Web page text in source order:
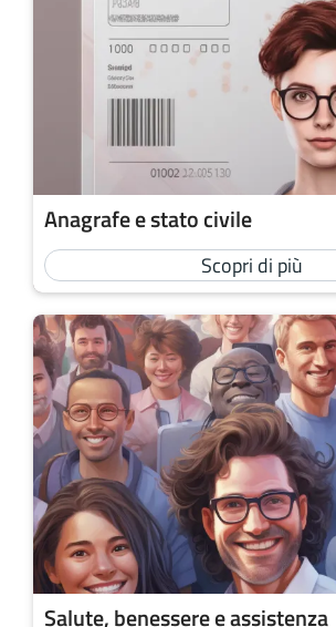
Anagrafe e stato civile
Scopri di più
Salute, benessere e assistenza